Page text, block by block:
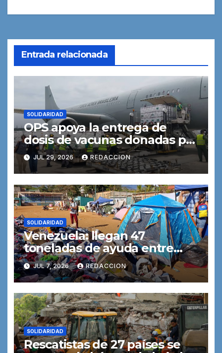
Entrada relacionada
SOLIDARIDAD
OPS apoya la entrega de
dosis de vacunas donadas por
Brasil para fortalecer la
inmunización de rutina en
Venezuela
JUL 29, 2026 REDACCION
SOLIDARIDAD
Venezuela: llegan 47
toneladas de ayuda entre
réplicas, desplazamiento,
servicios interrumpidos y
hospitales bajo presión
JUL 7, 2026 REDACCION
SOLIDARIDAD
Rescatistas de 27 países se